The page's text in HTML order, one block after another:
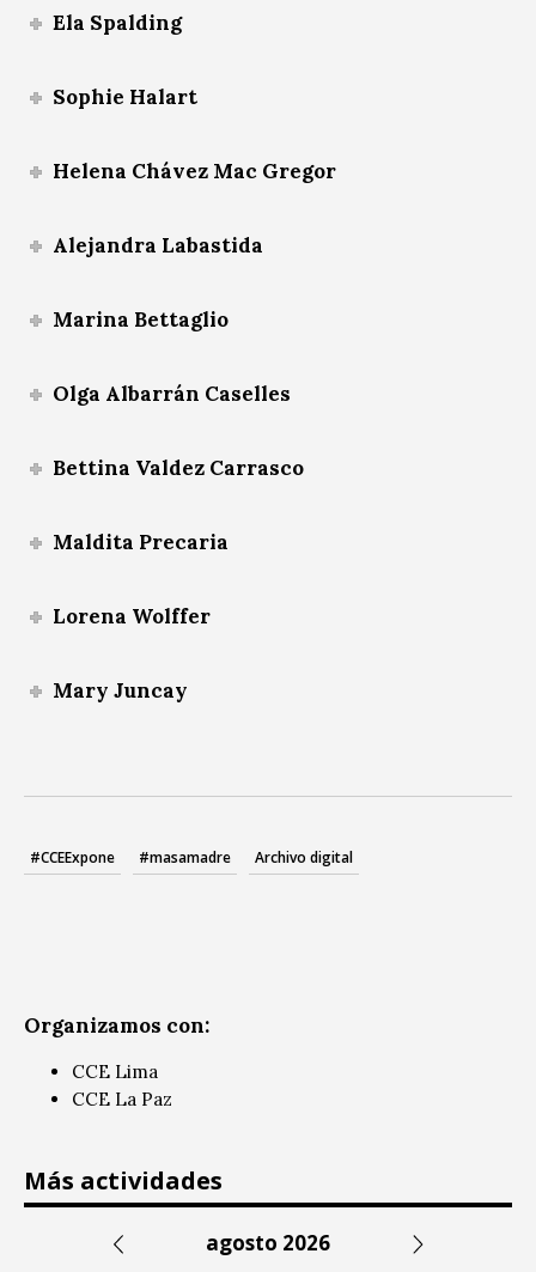
Ela Spalding
Sophie Halart
Helena Chávez Mac Gregor
Alejandra Labastida
Marina Bettaglio
Olga Albarrán Caselles
Bettina Valdez Carrasco
Maldita Precaria
Lorena Wolffer
Mary Juncay
#CCEExpone #masamadre Archivo digital
Organizamos con:
CCE Lima
CCE La Paz
Más actividades
agosto 2026